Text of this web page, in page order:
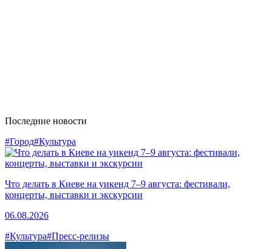
Последние новости
#Город#Культура
Что делать в Киеве на уикенд 7–9 августа: фестивали,
концерты, выставки и экскурсии
06.08.2026
#Культура#Пресс-релизы